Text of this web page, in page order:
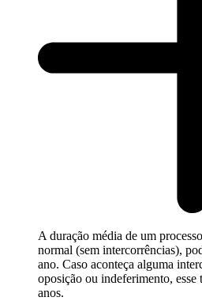
A duração média de um
normal (sem intercorrências),
ano. Caso aconteça alguma
oposição ou indeferimento, esse
anos.